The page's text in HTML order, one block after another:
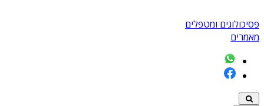
פסיכולוגים ומטפלים
מאמרים